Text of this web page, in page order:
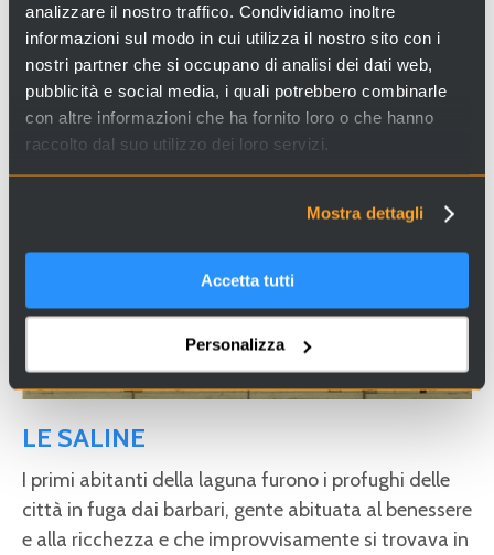
analizzare il nostro traffico. Condividiamo inoltre
informazioni sul modo in cui utilizza il nostro sito con i
nostri partner che si occupano di analisi dei dati web,
pubblicità e social media, i quali potrebbero combinarle
con altre informazioni che ha fornito loro o che hanno
raccolto dal suo utilizzo dei loro servizi.
Mostra dettagli
Accetta tutti
Personalizza
La regolamentazione riguardava non solo l'attività
di pesca in sé, ma anche leattrezzature utilizzate.
LE SALINE
I primi abitanti della laguna furono i profughi delle
città in fuga dai barbari, gente abituata al benessere
e alla ricchezza e che improvvisamente si trovava in